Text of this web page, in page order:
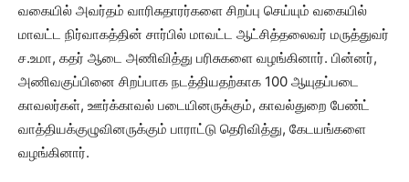
வகையில் அவர்தம் வாரிசுதாரர்களை சிறப்பு செய்யும் வகையில்
மாவட்ட நிர்வாகத்தின் சார்பில் மாவட்ட ஆட்சித்தலைவர் மருத்துவர்
ச.உமா, கதர் ஆடை அணிவித்து பரிசுகளை வழங்கினார். பின்னர்,
அணிவகுப்பினை சிறப்பாக நடத்தியதற்காக 100 ஆயுதப்படை
காவலர்கள், ஊர்க்காவல் படையினருக்கும், காவல்துறை பேண்ட்
வாத்தியக்குழுவினருக்கும் பாராட்டு தெரிவித்து, கேடயங்களை
வழங்கினார்.